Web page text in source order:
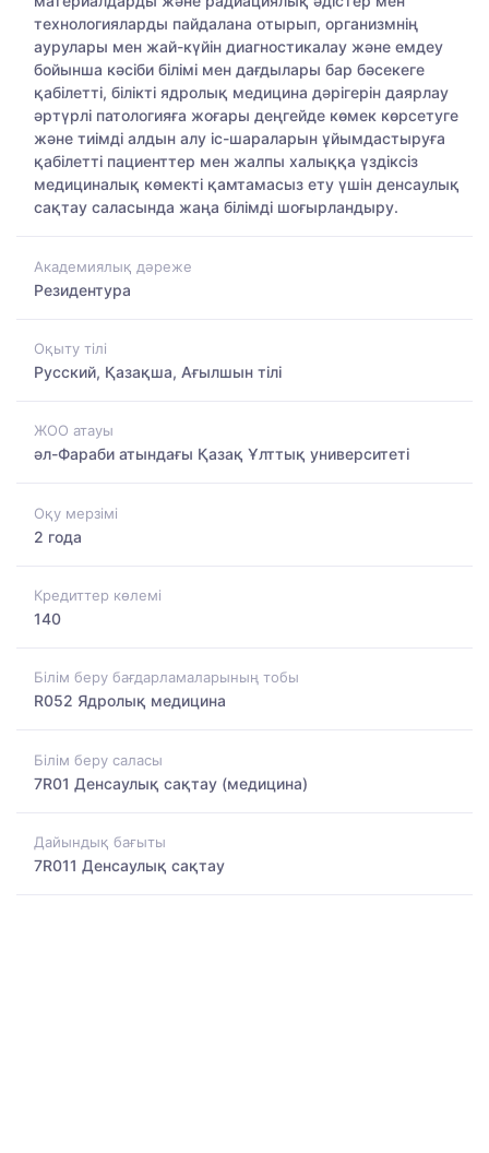
технологияларды пайдалана отырып, организмнің
аурулары мен жай-күйін диагностикалау және емдеу
бойынша кәсіби білімі мен дағдылары бар бәсекеге
қабілетті, білікті ядролық медицина дәрігерін даярлау
әртүрлі патологияға жоғары деңгейде көмек көрсетуге
және тиімді алдын алу іс-шараларын ұйымдастыруға
қабілетті пациенттер мен жалпы халыққа үздіксіз
медициналық көмекті қамтамасыз ету үшін денсаулық
сақтау саласында жаңа білімді шоғырландыру.
Академиялық дәреже
Резидентура
Оқыту тілі
Русский, Қазақша, Ағылшын тілі
ЖОО атауы
әл-Фараби атындағы Қазақ Ұлттық университеті
Оқу мерзімі
2 года
Кредиттер көлемі
140
Білім беру бағдарламаларының тобы
R052 Ядролық медицина
Білім беру саласы
7R01 Денсаулық сақтау (медицина)
Дайындық бағыты
7R011 Денсаулық сақтау